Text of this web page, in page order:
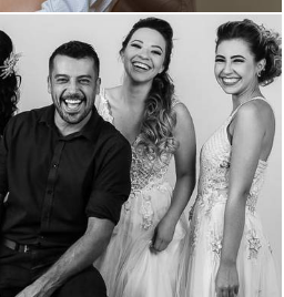
1594 0